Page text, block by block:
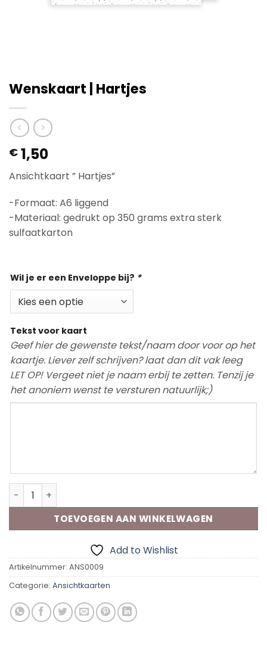
Wenskaart | Hartjes
€ 1,50
Ansichtkaart ” Hartjes”
-Formaat: A6 liggend
-Materiaal: gedrukt op 350 grams extra sterk
sulfaatkarton
Wil je er een Enveloppe bij? *
Tekst voor kaart
Geef hier de gewenste tekst/naam door voor op het
kaartje. Liever zelf schrijven? laat dan dit vak leeg
LET OP! Vergeet niet je naam erbij te zetten. Tenzij je
het anoniem wenst te versturen natuurlijk;)
Wenskaart | Hartjes aantal
TOEVOEGEN AAN WINKELWAGEN
Add to Wishlist
Artikelnummer: ANS0009
Categorie: Ansichtkaarten